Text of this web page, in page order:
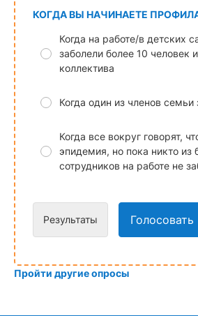
КОГДА ВЫ НАЧИНАЕТЕ
Когда на работе/в детских
заболели более 10 человек
коллектива
Когда один из членов семьи
Когда все вокруг говорят,
эпидемия, но пока никто из
сотрудников на работе не
Результаты Голосовать
Пройти другие опросы